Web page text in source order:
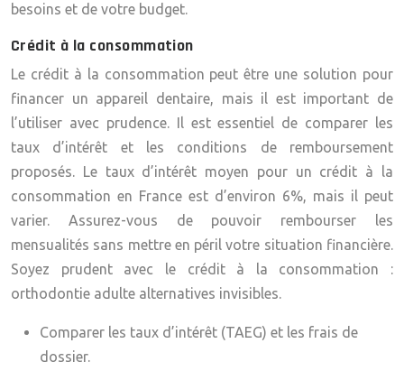
besoins et de votre budget.
Crédit à la consommation
Le crédit à la consommation peut être une solution pour
financer un appareil dentaire, mais il est important de
l’utiliser avec prudence. Il est essentiel de comparer les
taux d’intérêt et les conditions de remboursement
proposés. Le taux d’intérêt moyen pour un crédit à la
consommation en France est d’environ 6%, mais il peut
varier. Assurez-vous de pouvoir rembourser les
mensualités sans mettre en péril votre situation financière.
Soyez prudent avec le crédit à la consommation :
orthodontie adulte alternatives invisibles.
Comparer les taux d’intérêt (TAEG) et les frais de
dossier.